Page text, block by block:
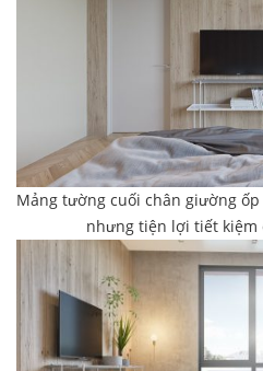
Mảng tường cuối chân giường
nhưng tiện lợi tiết kiệm